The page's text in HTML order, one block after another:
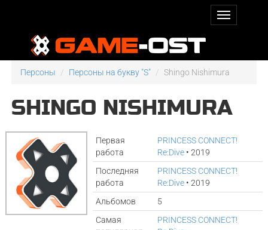
Персоны Персоны на букву "S" Shingo Nishimura
SHINGO NISHIMURA
Первая
работа
PRINCESS CONNECT!
Re:Dive • 2019
Последняя
работа
PRINCESS CONNECT!
Re:Dive • 2019
Альбомов
5
Самая
PRINCESS CONNECT!